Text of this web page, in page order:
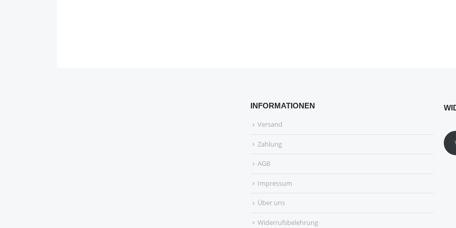
INFORMATIONEN
Versand
Zahlung
AGB
Impressum
Über uns
Widerrufsbelehrung